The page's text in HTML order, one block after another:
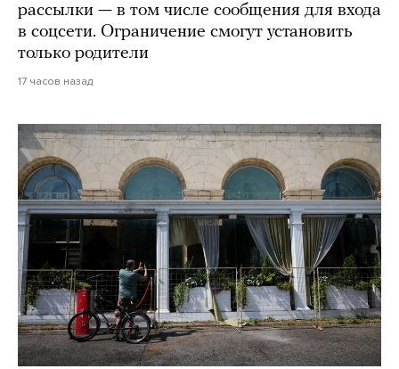
рассылки — в том числе сообщения для входа
в соцсети. Ограничение смогут установить
только родители
17 часов назад